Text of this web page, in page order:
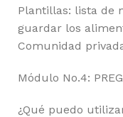
Plantillas: lista de
guardar los
Comunidad
Módulo No.4:
¿Qué puedo